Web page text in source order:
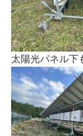
太陽光パネル下